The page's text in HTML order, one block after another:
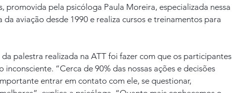
promovida pela psicóloga Paula Moreira, especializada nessa
aviação desde 1990 e realiza cursos e treinamentos para
palestra realizada na ATT foi fazer com que os participantes
“Cerca de 90% das nossas ações e decisões
entrar em contato com ele, se questionar,